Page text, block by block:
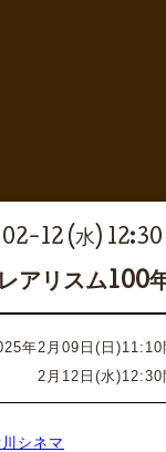
12 (水) 12:30
レアリスム
年2月09日(日)11:10
2月12日(水)12:30
シネマ